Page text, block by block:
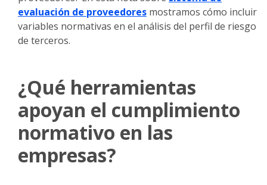
evaluación de proveedores mostramos cómo incluir
variables normativas en el análisis del perfil de riesgo
de terceros.
¿Qué herramientas
apoyan el cumplimiento
normativo en las
empresas?